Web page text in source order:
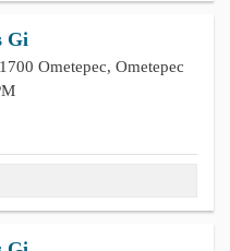
Gi
Ometepec, Ometepec